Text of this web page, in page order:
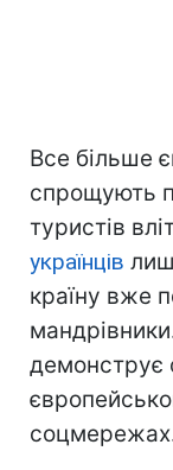
Все більше
спрощують
туристів
українців
країну вже
демонструє